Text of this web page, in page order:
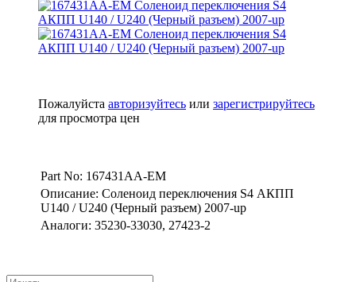
Пожалуйста авторизуйтесь или зарегистрируйтесь
для просмотра цен
Part No: 167431AA-EM
Описание: Соленоид переключения S4 АКПП
U140 / U240 (Черный разъем) 2007-up
Аналоги: 35230-33030, 27423-2